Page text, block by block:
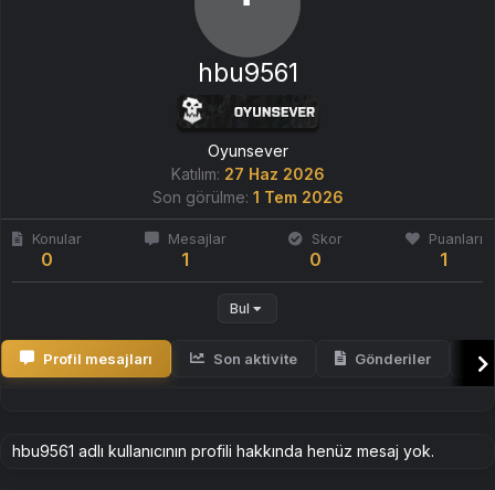
hbu9561
Oyunsever
Katılım 27 Haz 2026
Son görülme 1 Tem 2026
Konular
0
Mesajlar
1
Skor
0
Puanları
1
Bul
Profil mesajları Son aktivite Gönderiler
hbu9561 adlı kullanıcının profili hakkında henüz mesaj yok.